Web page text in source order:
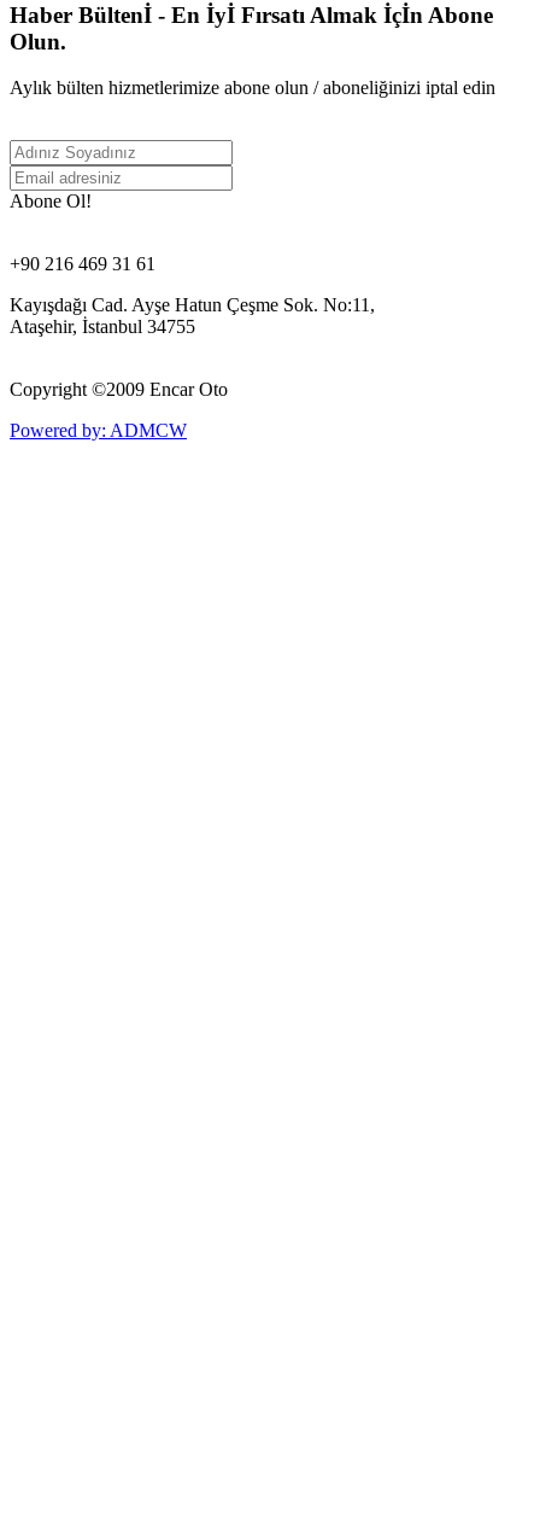
Haber Bültenİ - En İyİ Fırsatı Almak İçİn Abone
Olun.
Aylık bülten hizmetlerimize abone olun / aboneliğinizi iptal edin
Abone Ol!
+90 216 469 31 61
Kayışdağı Cad. Ayşe Hatun Çeşme Sok. No:11,
Ataşehir, İstanbul 34755
Copyright ©2009 Encar Oto
Powered by: ADMCW